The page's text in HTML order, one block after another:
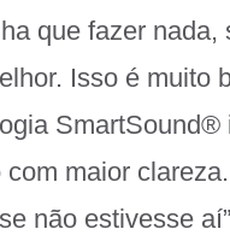
que fazer
Isso é muito
SmartSound®
com maior
não estivesse